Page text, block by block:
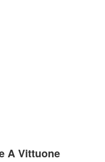
A Vittuone